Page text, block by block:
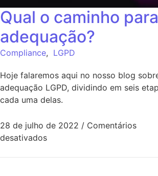
Qual o caminho
adequação?
Compliance, LGPD
Hoje falaremos aqui no nosso blog
adequação LGPD, dividindo em seis
cada uma delas.
28 de julho de 2022 / Comentários
desativados